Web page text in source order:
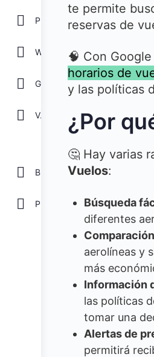
GOOGLE
Ver todos
Biblioteca
te permite
reservas de
🧠 Con
horarios de
y las políticas
¿Por
🤔 Hay varias
Vuelos:
Búsqueda
diferentes
aerolíneas y
más
Información
las políticas
tomar una
Alertas de
permitirá